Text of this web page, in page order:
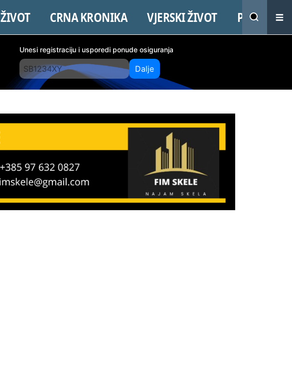
ŽIVOT CRNA KRONIKA VJERSKI ŽIVOT PROMO
Unesi registraciju i usporedi ponude osiguranja
Dalje